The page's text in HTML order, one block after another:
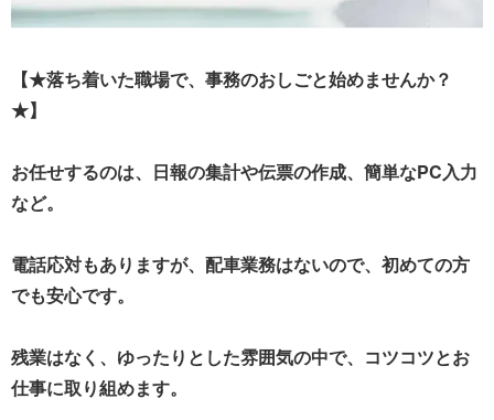
【★落ち着いた職場で、事務のおしごと始めませんか？
★】
お任せするのは、日報の集計や伝票の作成、簡単なPC入力
など。
電話応対もありますが、配車業務はないので、初めての方
でも安心です。
残業はなく、ゆったりとした雰囲気の中で、コツコツとお
仕事に取り組めます。